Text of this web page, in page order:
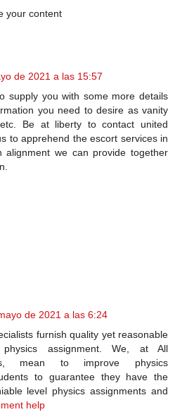
your content
de 2021 a las 15:57
supply you with some more details
you need to desire as vanity
Be at liberty to contact united
to apprehend the escort services in
we can provide together
de 2021 a las 6:24
furnish quality yet reasonable
assignment. We, at All
mean to improve physics
to guarantee they have the
level physics assignments and
help